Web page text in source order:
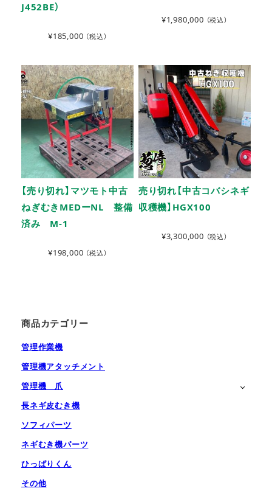
J452BE）
¥185,000 （税込）
¥1,980,000 （税込）
【売り切れ】マツモト中古
ねぎむきMEDーNL 整備
済み M-1
¥198,000 （税込）
売り切れ【中古コバシネギ
収穫機】HGX100
¥3,300,000 （税込）
商品カテゴリー
管理作業機
管理機アタッチメント
管理機 爪
長ネギ皮むき機
ソフィパーツ
ネギむき機パーツ
ひっぱりくん
その他